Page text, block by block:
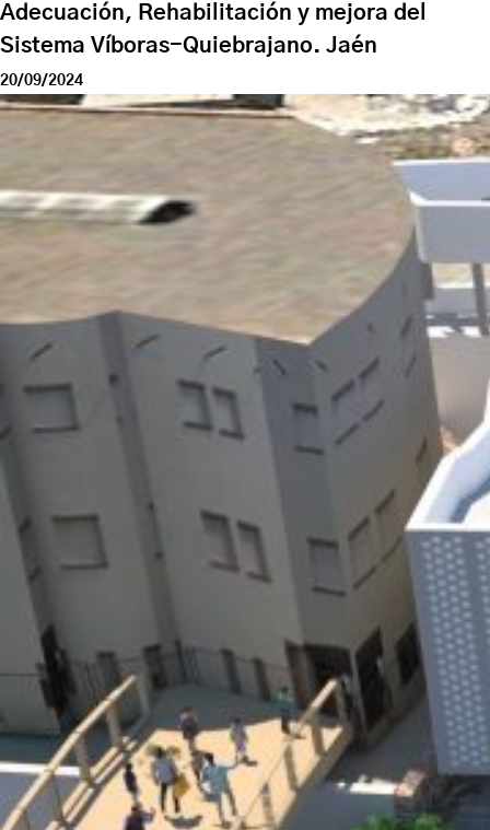
Adecuación, Rehabilitación y mejora del
Sistema Víboras-Quiebrajano. Jaén
20/09/2024